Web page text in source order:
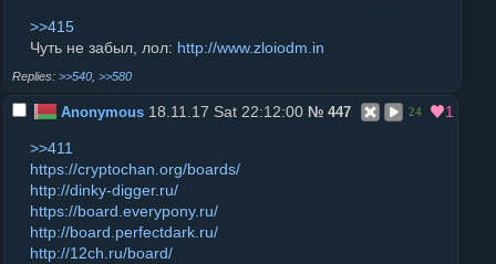
>>415
Чуть не забыл, лол: http://www.zloiodm.in
>>540 >>580
Anonymous18.11.17 Sat 22:12:00 № 447 24 1
>>411
https://cryptochan.org/boards/
http://dinky-digger.ru/
https://board.everypony.ru/
http://board.perfectdark.ru/
http://12ch.ru/board/